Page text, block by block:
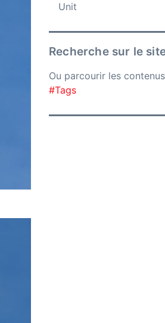
Unit
Recherche sur le
Ou parcourir les contenus
#Tags